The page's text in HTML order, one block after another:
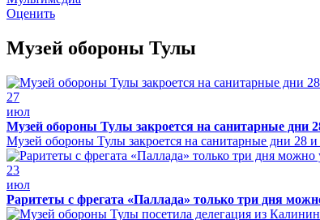
Оценить
Музей обороны Тулы
27
июл
Музей обороны Тулы закроется на санитарные дни
Музей обороны Тулы закроется на санитарные дни 28
23
июл
Раритеты с фрегата «Паллада» только три дня